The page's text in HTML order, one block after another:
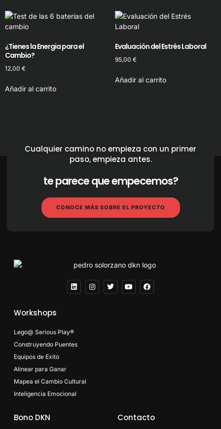
¿Tienes la Energia para el
Cambio?
12,00 €
Añadir al carrito
Evaluación del Estrés Laboral
95,00 €
Añadir al carrito
Cualquier camino no empieza con un primer
paso, empieza antes.
te parece que empecemos?
CONOCE MÁS SOBRE EL PROYECTO
Workshops
Lego@ Serious Play®
Construyendo Puentes
Equipos de Exito
Alinear para Ganar
Mapea el Cambio Cultural
Inteligencia Emocional
Bono DKN Contacto